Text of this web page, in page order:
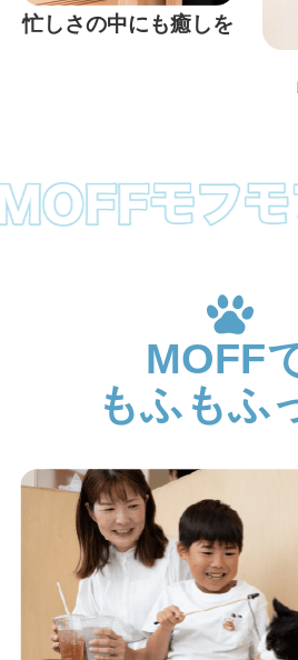
忙しさの中にも癒しを
MOFF
もふもふ